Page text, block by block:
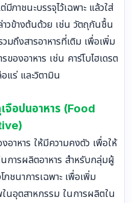
ภาชนะบรรจุไว้เฉพาะ แล้วใส่
าวข้างต้นด้วย เช่น วัตถุกันชื้น
มถึงสารอาหารที่เติม เพื่อเพิ่ม
องอาหาร เช่น คาร์โบไฮเดรต
แร่ และวิตามิน
จือปนอาหาร (Food
อาหาร ให้มีความคงตัว เพื่อให้
นการผลิตอาหาร สำหรับกลุ่มผู้
ชนาการเฉพาะ เพื่อเพิ่ม
นอุตสาหกรรม ในการผลิตใน